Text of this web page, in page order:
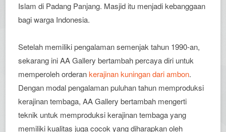
Islam di Padang Panjang. Masjid itu menjadi kebanggaan
bagi warga Indonesia.
Setelah memiliki pengalaman semenjak tahun 1990-an,
sekarang ini AA Gallery bertambah percaya diri untuk
memperoleh orderankerajinan kuningan dari ambon.
Dengan modal pengalaman puluhan tahun memproduksi
kerajinan tembaga, AA Gallery bertambah mengerti
teknik untuk memproduksi kerajinan tembaga yang
memiliki kualitas juga cocok yang diharapkan oleh